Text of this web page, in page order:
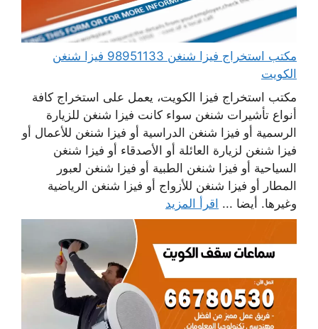
مكتب استخراج فيزا شنغن 98951133 فيزا شنغن
الكويت
مكتب استخراج فيزا الكويت، يعمل على استخراج كافة
أنواع تأشيرات شنغن سواء كانت فيزا شنغن للزيارة
الرسمية أو فيزا شنغن الدراسية أو فيزا شنغن للأعمال أو
فيزا شنغن لزيارة العائلة أو الأصدقاء أو فيزا شنغن
السياحية أو فيزا شنغن الطبية أو فيزا شنغن لعبور
المطار أو فيزا شنغن للأزواج أو فيزا شنغن الرياضية
وغيرها. أيضا ... اقرأ المزيد